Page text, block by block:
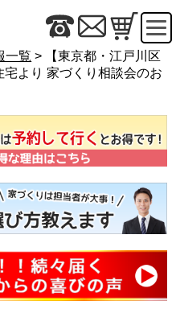
一覧 > 【東京都・江戸川区
より 家づくり相談会のお